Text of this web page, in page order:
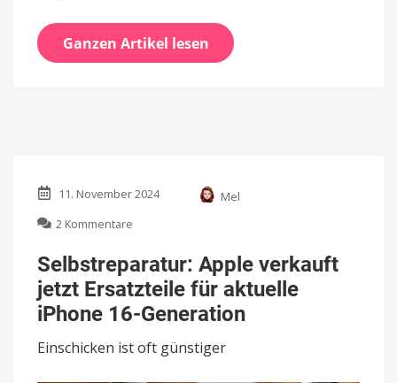
Ganzen Artikel lesen
11. November 2024
Mel
2 Kommentare
Apple
verkauft
jetzt
Ersatzteile
für
aktuelle
iPhone
Selbstreparatur: Apple verkauft
jetzt Ersatzteile für aktuelle
iPhone 16-Generation
Einschicken ist oft günstiger